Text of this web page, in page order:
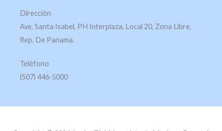
Dirección
Ave. Santa Isabel, PH Interplaza, Local 20, Zona Libre,
Rep. De Panama.
Teléfono
(507) 446-5000